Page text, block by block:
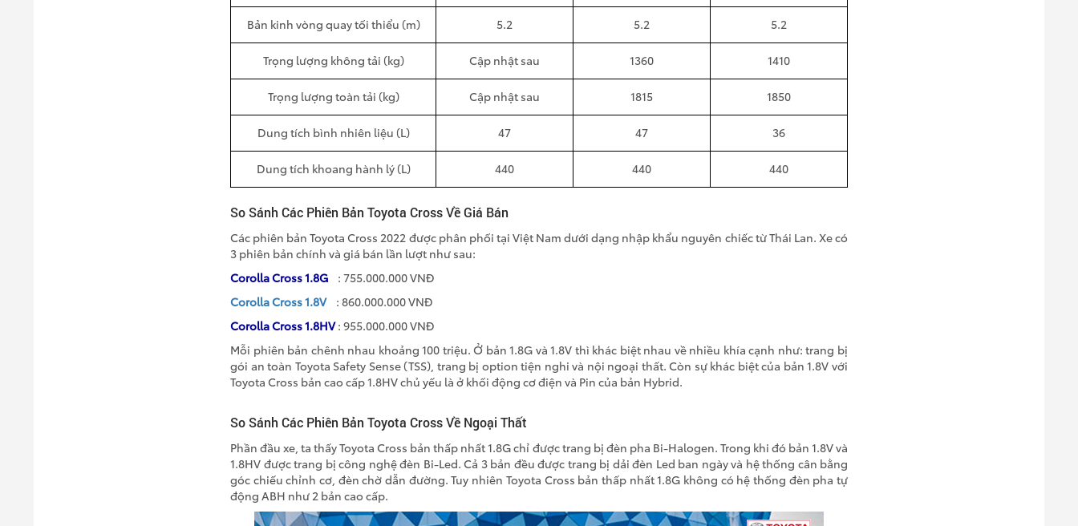
Bản kinh vòng quay tối thiểu (m) 5.2 5.2 5.2
Trọng lượng không tải (kg) Cập nhật sau 1360 1410
Trọng lượng toàn tải (kg) Cập nhật sau 1815 1850
Dung tích bình nhiên liệu (L) 47 47 36
Dung tích khoang hành lý (L) 440 440 440
So Sánh Các Phiên Bản Toyota Cross Về Giá Bán
Các phiên bản Toyota Cross 2022 được phân phối tại Việt Nam dưới dạng nhập khẩu nguyên chiếc từ Thái Lan. Xe có
3 phiên bản chính và giá bán lần lượt như sau:
Corolla Cross 1.8G
: 755.000.000 VNĐ
Corolla Cross 1.8V
: 860.000.000 VNĐ
Corolla Cross 1.8HV: 955.000.000 VNĐ
Mỗi phiên bản chênh nhau khoảng 100 triệu. Ở bản 1.8G và 1.8V thì khác biệt nhau về nhiều khía cạnh như: trang bị
gói an toàn Toyota Safety Sense (TSS), trang bị option tiện nghi và nội ngoại thất. Còn sự khác biệt của bản 1.8V với
Toyota Cross bản cao cấp 1.8HV chủ yếu là ở khối động cơ điện và Pin của bản Hybrid.
So Sánh Các Phiên Bản Toyota Cross Về Ngoại Thất
Phần đầu xe, ta thấy Toyota Cross bản thấp nhất 1.8G chỉ được trang bị đèn pha Bi-Halogen. Trong khi đó bản 1.8V và
1.8HV được trang bị công nghệ đèn Bi-Led. Cả 3 bản đều được trang bị dải đèn Led ban ngày và hệ thống cân bằng
góc chiếu chỉnh cơ, đèn chờ dẫn đường. Tuy nhiên Toyota Cross bản thấp nhất 1.8G không có hệ thống đèn pha tự
động ABH như 2 bản cao cấp.